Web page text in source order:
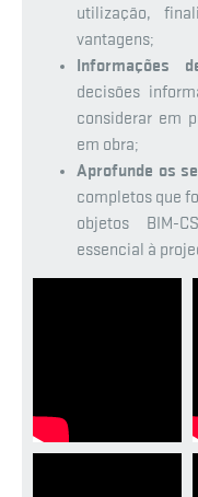
utilização,
vantagens;
Informações
decisões
considerar em
em obra;
Aprofunde os
completos que
objetos BIM-
essencial à